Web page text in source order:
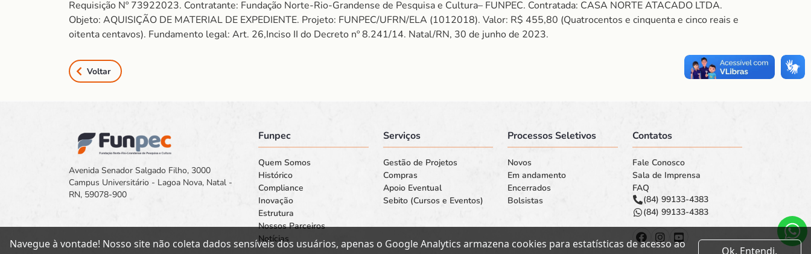
Requisição Nº 73922023. Contratante: Fundação Norte-Rio-Grandense de Pesquisa e Cultura– FUNPEC. Contratada: CASA NORTE ATACADO LTDA.
Objeto: AQUISIÇÃO DE MATERIAL DE EXPEDIENTE. Projeto: FUNPEC/UFRN/ELA (1012018). Valor: R$ 455,80 (Quatrocentos e cinquenta e cinco reais e
oitenta centavos). Fundamento legal: Art. 26,Inciso II do Decreto nº 8.241/14. Natal/RN, 30 de junho de 2023.
Voltar
Avenida Senador Salgado Filho, 3000
Campus Universitário - Lagoa Nova, Natal -
RN, 59078-900
Funpec
Quem Somos
Histórico
Compliance
Inovação
Estrutura
Nossos Parceiros
Notícias
Serviços
Gestão de Projetos
Compras
Apoio Eventual
Sebito (Cursos e Eventos)
Processos Seletivos
Novos
Em andamento
Encerrados
Bolsistas
Contatos
Fale Conosco
Sala de Imprensa
FAQ
(84) 99133-4383
(84) 99133-4383
Navegue à vontade! Nosso site não coleta dados sensíveis dos usuários, apenas o Google Analytics armazena cookies para estatísticas de acesso ao
Ok. Entendi.